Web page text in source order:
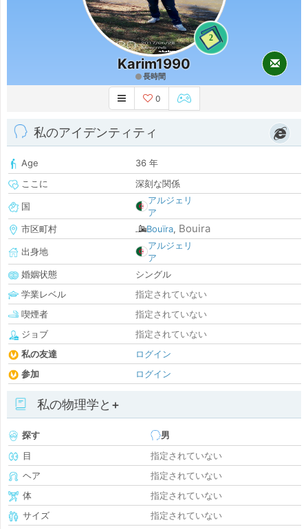
2
Karim1990
長時間
0
私のアイデンティティ
Age
36 年
ここに
深刻な関係
国
アルジェリ
ア
市区町村
Bouïra, Bouira
出身地
アルジェリ
ア
婚姻状態
シングル
学業レベル
指定されていない
喫煙者
指定されていない
ジョブ
指定されていない
私の友達
ログイン
参加
ログイン
私の物理学と+
探す
男
目
指定されていない
ヘア
指定されていない
体
指定されていない
サイズ
指定されていない